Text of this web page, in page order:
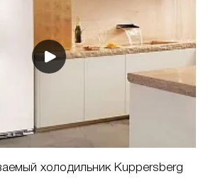
холодильник Kuppersberg